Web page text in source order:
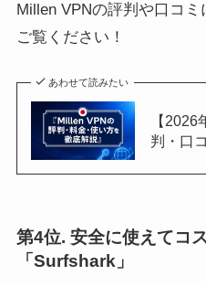
Millen VPNの評判や口コ
ご覧ください！
あわせて読みたい
【
判・口
第4位. 安全に使えてコ
「Surfshark」